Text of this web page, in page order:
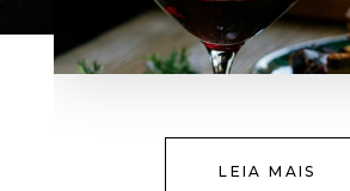
LEIA MAIS